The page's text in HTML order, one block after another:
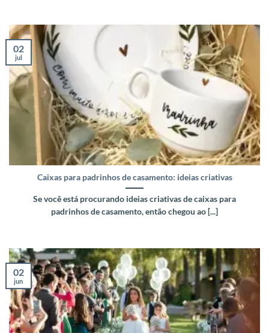
Caixas para padrinhos de casamento: ideias criativas
Se você está procurando ideias criativas de caixas para
padrinhos de casamento, então chegou ao [...]
02
jul
02
jun